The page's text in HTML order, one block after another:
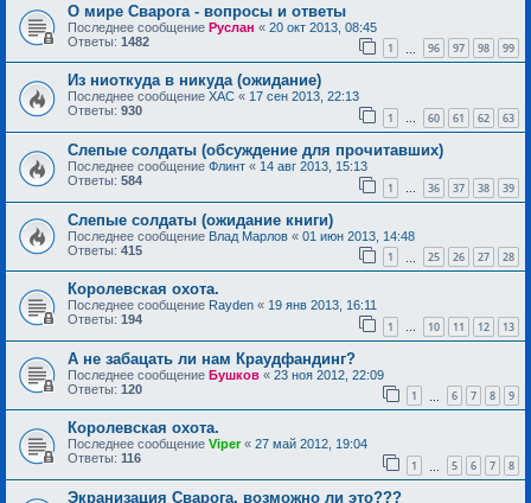
О мире Сварога - вопросы и ответы
Последнее сообщение Руслан « 20 окт 2013, 08:45
Ответы: 1482 1 96 97 98 99
Из ниоткуда в никуда (ожидание)
Последнее сообщение ХАС « 17 сен 2013, 22:13
Ответы: 930 1 … 60 61 62 63
Слепые солдаты (обсуждение для прочитавших)
Последнее сообщение Флинт « 14 авг 2013, 15:13
Ответы: 584 1 36 37 38 39
Слепые солдаты (ожидание книги)
Последнее сообщение Влад Марлов « 01 июн 2013, 14:48
Ответы: 415 1 25 26 27 28
Королевская охота.
Последнее сообщение Rayden « 19 янв 2013, 16:11
Ответы: 194 1 … 10 11 12 13
А не забацать ли нам Краудфандинг?
Последнее сообщение Бушков « 23 ноя 2012, 22:09
Ответы: 120 1 6 7 8 9
Королевская охота.
Последнее сообщение Viper« 27 май 2012, 19:04
Ответы: 116 1 5 6 7 8
Экранизация Сварога, возможно ли это???